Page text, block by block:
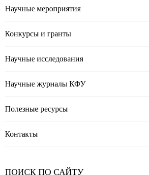
Научные мероприятия
Конкурсы и гранты
Научные исследования
Научные журналы КФУ
Полезные реcурсы
Контакты
ПОИСК ПО САЙТУ